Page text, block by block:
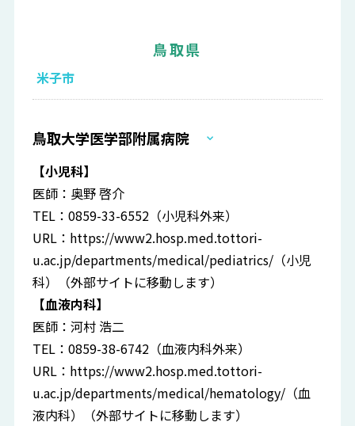
鳥取県
米子市
鳥取大学医学部附属病院
【小児科】
医師：奥野 啓介
TEL：0859-33-6552（小児科外来）
URL： https://www2.hosp.med.tottori-
u.ac.jp/departments/medical/pediatrics/ （小児
科）（外部サイトに移動します）
【血液内科】
医師：河村 浩二
TEL：0859-38-6742（血液内科外来）
URL： https://www2.hosp.med.tottori-
u.ac.jp/departments/medical/hematology/ （血
液内科）（外部サイトに移動します）